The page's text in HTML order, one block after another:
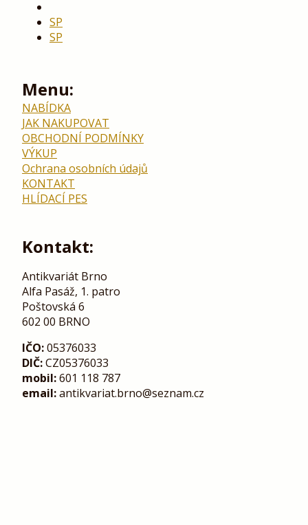
SP
SP
Menu:
NABÍDKA
JAK NAKUPOVAT
OBCHODNÍ PODMÍNKY
VÝKUP
Ochrana osobních údajů
KONTAKT
HLÍDACÍ PES
Kontakt:
Antikvariát Brno
Alfa Pasáž, 1. patro
Poštovská 6
602 00 BRNO
IČO:05376033
DIČ:CZ05376033
mobil:601 118 787
email:antikvariat.brno@seznam.cz